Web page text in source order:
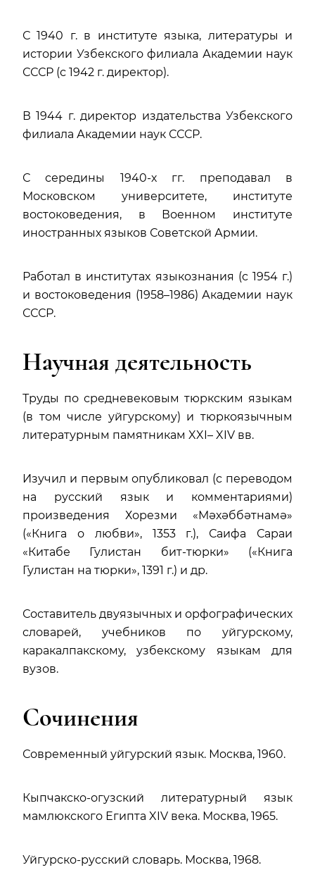
С 1940 г. в институте языка, литературы и
истории Узбекского филиала Академии наук
СССР (с 1942 г. директор).
В 1944 г. директор издательства Узбекского
филиала Академии наук СССР.
С середины 1940-х гг. преподавал в
Московском университете, институте
востоковедения, в Военном институте
иностранных языков Советской Армии.
Работал в институтах языкознания (с 1954 г.)
и востоковедения (1958–1986) Академии наук
СССР.
Научная деятельность
Труды по средневековым тюркским языкам
(в том числе уйгурскому) и тюркоязычным
литературным памятникам XXI– XIV вв.
Изучил и первым опубликовал (с переводом
на русский язык и комментариями)
произведения Хорезми «Мәхәббәтнамә»
(«Книга о любви», 1353 г.), Саифа Сараи
«Китабе Гулистан бит-тюрки» («Книга
Гулистан на тюрки», 1391 г.) и др.
Составитель двуязычных и орфографических
словарей, учебников по уйгурскому,
каракалпакскому, узбекскому языкам для
вузов.
Сочинения
Современный уйгурский язык. Москва, 1960.
Кыпчакско-огузский литературный язык
мамлюкского Египта XIV века. Москва, 1965.
Уйгурско-русский словарь. Москва, 1968.